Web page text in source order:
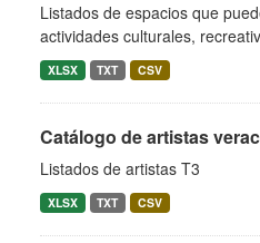
Listados de espacios que
actividades culturales,
XLSX TXT CSV
Catálogo de artistas
Listados de artistas T3
XLSX TXT CSV